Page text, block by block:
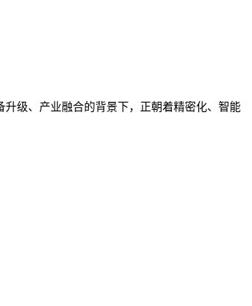
级、产业融合的背景下，正朝着精密化、智能